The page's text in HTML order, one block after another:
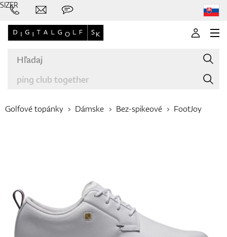
Oblečenie
Golfové topánky Dámske Bez-spikeové FootJoy
SIZER